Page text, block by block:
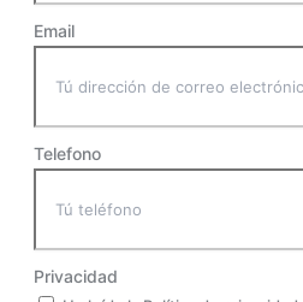
Email
Telefono
Privacidad